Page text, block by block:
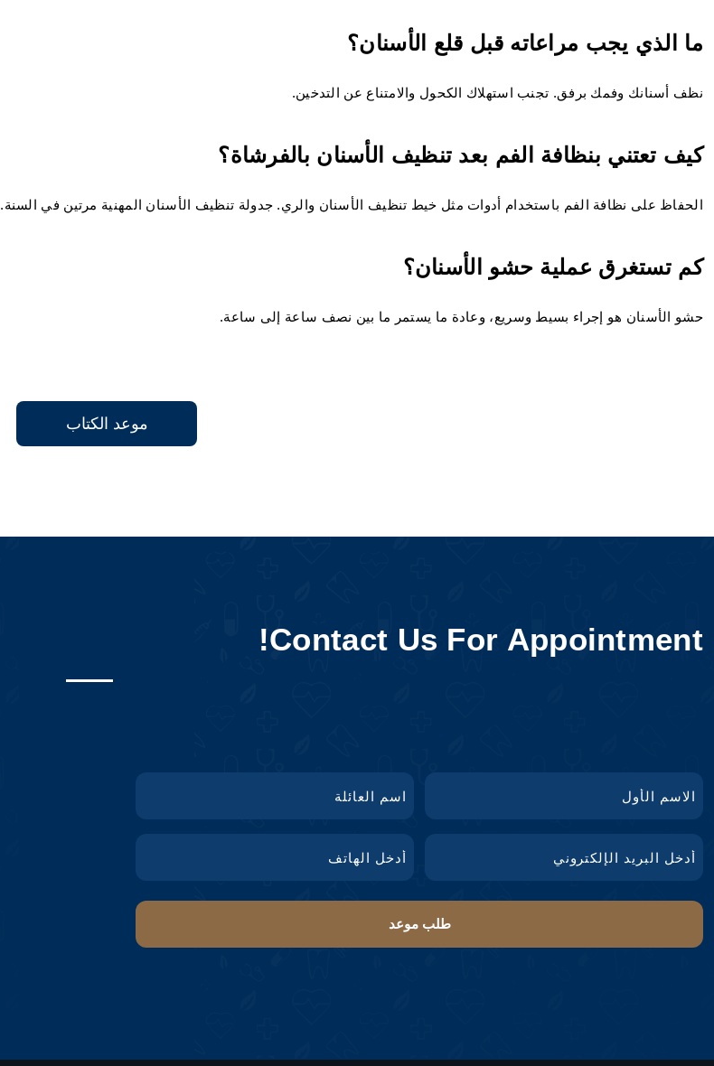
ما الذي يجب مراعاته قبل قلع الأسنان؟
نظف أسنانك وفمك برفق. تجنب استهلاك الكحول والامتناع عن التدخين.
كيف تعتني بنظافة الفم بعد تنظيف الأسنان بالفرشاة؟
الحفاظ على نظافة الفم باستخدام أدوات مثل خيط تنظيف الأسنان والري. جدولة تنظيف الأسنان المهنية مرتين في السنة.
كم تستغرق عملية حشو الأسنان؟
حشو الأسنان هو إجراء بسيط وسريع، وعادة ما يستمر ما بين نصف ساعة إلى ساعة.
موعد الكتاب
Contact Us For Appointment!